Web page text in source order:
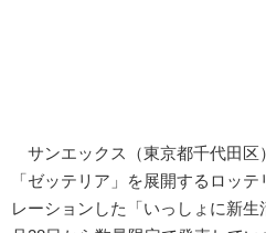
サンエックス（東京都千代田区
「ゼッテリア」を展開するロッ
レーションした「いっしょに新